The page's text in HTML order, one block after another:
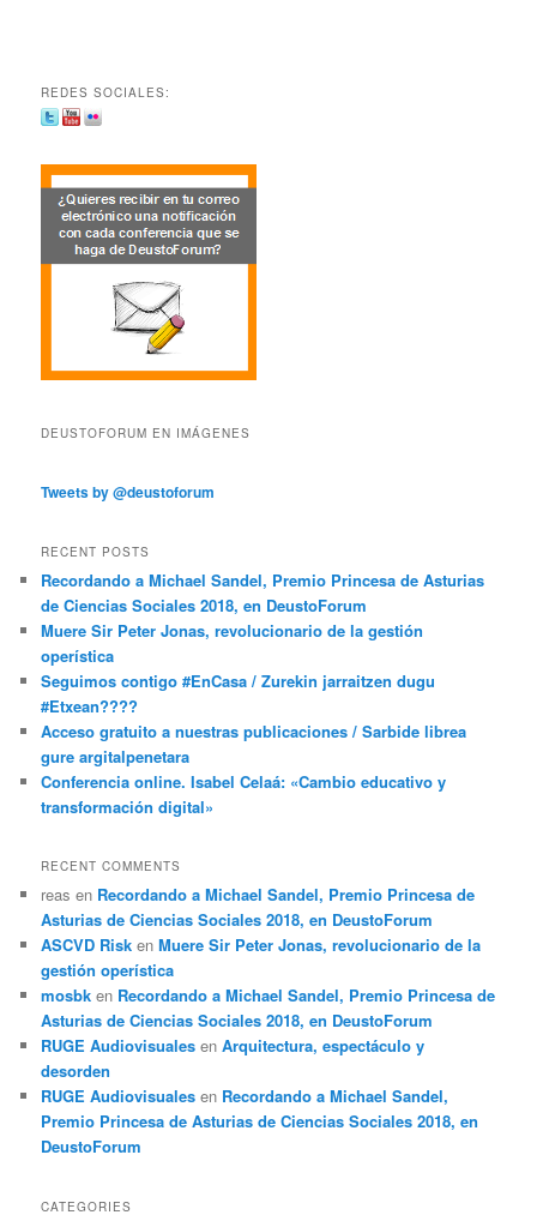
REDES SOCIALES:
DEUSTOFORUM EN IMÁGENES
Tweets by @deustoforum
RECENT POSTS
Recordando a Michael Sandel, Premio Princesa de Asturias
de Ciencias Sociales 2018, en DeustoForum
Muere Sir Peter Jonas, revolucionario de la gestión
operística
Seguimos contigo #EnCasa / Zurekin jarraitzen dugu
#Etxean????
Acceso gratuito a nuestras publicaciones / Sarbide librea
gure argitalpenetara
Conferencia online. Isabel Celaá: «Cambio educativo y
transformación digital»
RECENT COMMENTS
reas en Recordando a Michael Sandel, Premio Princesa de
Asturias de Ciencias Sociales 2018, en DeustoForum
ASCVD Risk enMuere Sir Peter Jonas, revolucionario de la
gestión operística
mosbk en Recordando a Michael Sandel, Premio Princesa de
Asturias de Ciencias Sociales 2018, en DeustoForum
RUGE Audiovisuales enArquitectura, espectáculo y
desorden
RUGE Audiovisuales en Recordando a Michael Sandel,
Premio Princesa de Asturias de Ciencias Sociales 2018, en
DeustoForum
CATEGORIES